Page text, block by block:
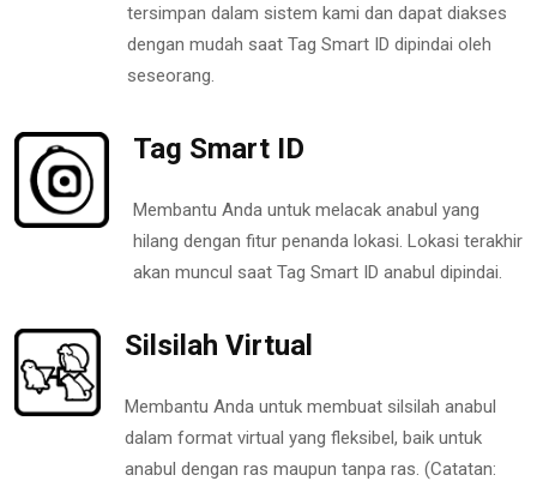
tersimpan dalam sistem kami dan dapat diakses
dengan mudah saat Tag Smart ID dipindai oleh
seseorang.
Tag Smart ID
Membantu Anda untuk melacak anabul yang
hilang dengan fitur penanda lokasi. Lokasi terakhir
akan muncul saat Tag Smart ID anabul dipindai.
Silsilah Virtual
Membantu Anda untuk membuat silsilah anabul
dalam format virtual yang fleksibel, baik untuk
anabul dengan ras maupun tanpa ras. (Catatan: